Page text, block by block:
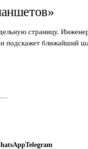
страницу.
подскажет ближайший
Telegram